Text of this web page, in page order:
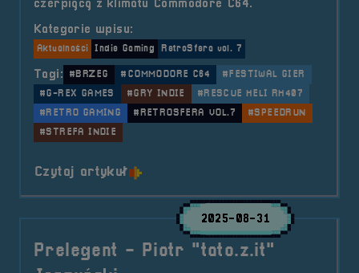
czerpiącą z klimatu Commodore C64.
Kategorie wpisu:
Aktualności Indie Gaming RetroSfera vol. 7
Tagi: #BRZEG #COMMODORE C64
#FESTIWAL GIER
#G-REX GAMES
#GRY INDIE
#RESCUE HELI RH407
#RETRO GAMING
#RETROSFERA VOL.7
#SPEEDRUN
#STREFA INDIE
Czytaj artykuło tytule Indie Gaming- G-REX
2025-08-31
Prelegent - Piotr "tato.z.it"